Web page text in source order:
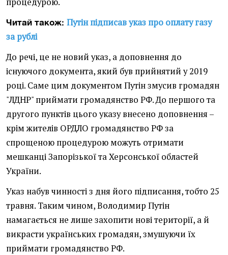
Читай також: Путін підписав указ про оплату газу
за рублі
До речі, це не новий указ, а доповнення до
існуючого документа, який був прийнятий у 2019
році. Саме цим документом Путін змусив громадян
"ЛДНР" приймати громадянство РФ. До першого та
другого пунктів цього указу внесено доповнення –
крім жителів ОРДЛО громадянство РФ за
спрощеною процедурою можуть отримати
мешканці Запорізької та Херсонської областей
України.
Указ набув чинності з дня його підписання, тобто 25
травня. Таким чином, Володимир Путін
намагається не лише захопити нові території, а й
викрасти українських громадян, змушуючи їх
приймати громадянство РФ.